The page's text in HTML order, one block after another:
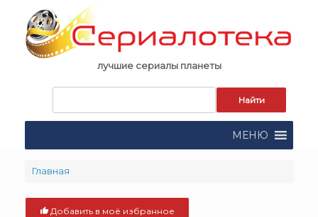
content
лучшие сериалы планеты
поиска:
МЕНЮ
Главная
Добавить в моё избранное